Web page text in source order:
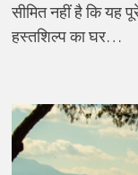
सीमित नहीं है कि यह
हस्तशिल्प का घर…